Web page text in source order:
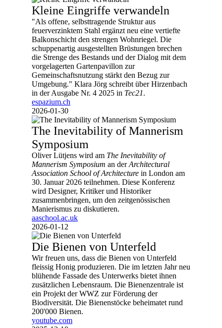
Kleine Eingriffe verwandeln
"Als offene, selbsttragende Struktur aus
feuerverzinktem Stahl ergänzt neu eine vertiefte
Balkonschicht den strengen Wohnriegel. Die
schuppenartig ausgestellten Brüstungen brechen
die Strenge des Bestands und der Dialog mit dem
vorgelagerten Gartenpavillon zur
Gemeinschaftsnutzung stärkt den Bezug zur
Umgebung." Klara Jörg schreibt über Hirzenbach
in der Ausgabe Nr. 4 2025 in Tec21.
espazium.ch
2026-01-30
The Inevitability of Mannerism
Symposium
Oliver Lütjens wird am The Inevitability of
Mannerism Symposium an derArchitectural
Association School of Architecture in London am
30. Januar 2026 teilnehmen. Diese Konferenz
wird Designer, Kritiker und Historiker
zusammenbringen, um den zeitgenössischen
Manierismus zu diskutieren.
aaschool.ac.uk
2026-01-12
Die Bienen von Unterfeld
Wir freuen uns, dass die Bienen von Unterfeld
fleissig Honig produzieren. Die im letzten Jahr neu
blühende Fassade des Unterwerks bietet ihnen
zusätzlichen Lebensraum. Die Bienenzentrale ist
ein Projekt der WWZ zur Förderung der
Biodiversität. Die Bienenstöcke beheimatet rund
200'000 Bienen.
youtube.com